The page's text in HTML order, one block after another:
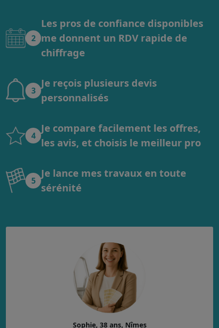
2
Les pros de confiance disponibles
me donnent un RDV rapide de
chiffrage
3
Je reçois plusieurs devis
personnalisés
4
Je compare facilement les offres,
les avis, et choisis le meilleur pro
5
Je lance mes travaux en toute
sérénité
Sophie, 38 ans, Nîmes